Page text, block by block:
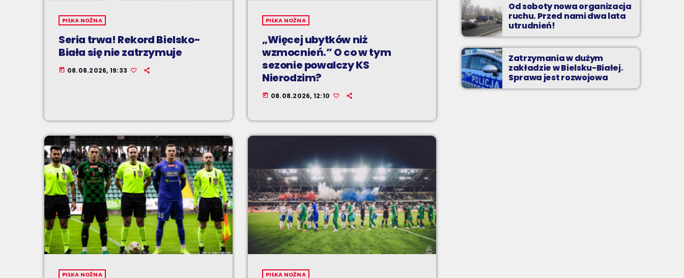
PIŁKA NOŻNA
Seria trwa! Rekord Bielsko-
Biała się nie zatrzymuje
today 08.08.2026, 19:33
PIŁKA NOŻNA
„Więcej ubytków niż
wzmocnień.” O co w tym
sezonie powalczy KS
Nierodzim?
today 08.08.2026, 12:10
PIŁKA NOŻNA PIŁKA NOŻNA
Od soboty nowa organizacja
ruchu. Przed nami dwa lata
utrudnień!
Zatrzymania w dużym
zakładzie w Bielsku-Białej.
Sprawa jest rozwojowa